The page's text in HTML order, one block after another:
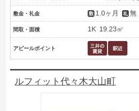
敷金・礼金 1.0ヶ月 無
間取・面積 1K 19.23㎡
アピールポイント
ルフィット代々木大山町